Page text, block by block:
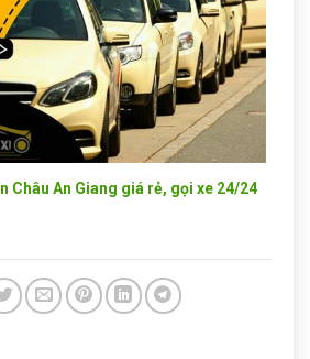
Châu An Giang giá rẻ, gọi xe 24/24